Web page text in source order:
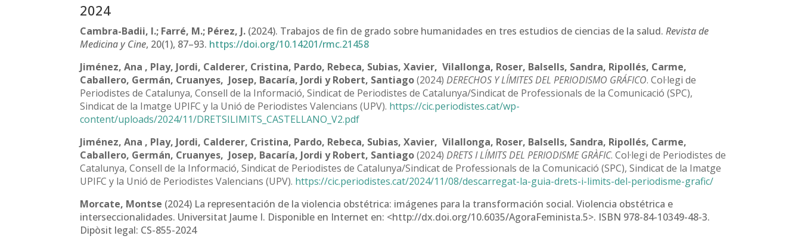
2024
Cambra-Badii, I.; Farré, M.; Pérez, J. (2024). Trabajos de fin de grado sobre humanidades en tres estudios de ciencias de la salud.Revista de
Medicina y Cine, 20(1), 87–93. https://doi.org/10.14201/rmc.21458
Jiménez, Ana , Play, Jordi, Calderer, Cristina, Pardo, Rebeca, Subias, Xavier, Vilallonga, Roser, Balsells, Sandra, Ripollés, Carme,
Caballero, Germán, Cruanyes, Josep, Bacaría, Jordi y Robert, Santiago(2024)DERECHOS Y LÍMITES DEL PERIODISMO GRÁFICO. Col·legi de
Periodistes de Catalunya, Consell de la Informació, Sindicat de Periodistes de Catalunya/Sindicat de Professionals de la Comunicació (SPC),
Sindicat de la Imatge UPIFC y la Unió de Periodistes Valencians (UPV). https://cic.periodistes.cat/wp-
content/uploads/2024/11/DRETSILIMITS_CASTELLANO_V2.pdf
Jiménez, Ana , Play, Jordi, Calderer, Cristina, Pardo, Rebeca, Subias, Xavier, Vilallonga, Roser, Balsells, Sandra, Ripollés, Carme,
Caballero, Germán, Cruanyes, Josep, Bacaría, Jordi y Robert, Santiago(2024)DRETS I LÍMITS DEL PERIODISME GRÀFIC. Col·legi de Periodistes de
Catalunya, Consell de la Informació, Sindicat de Periodistes de Catalunya/Sindicat de Professionals de la Comunicació (SPC), Sindicat de la Imatge
UPIFC y la Unió de Periodistes Valencians (UPV). https://cic.periodistes.cat/2024/11/08/descarregat-la-guia-drets-i-limits-del-periodisme-grafic/
Morcate, Montse (2024) La representación de la violencia obstétrica: imágenes para la transformación social. Violencia obstétrica e
interseccionalidades. Universitat Jaume I. Disponible en Internet en: <http://dx.doi.org/10.6035/AgoraFeminista.5>. ISBN 978-84-10349-48-3.
Dipòsit legal: CS-855-2024